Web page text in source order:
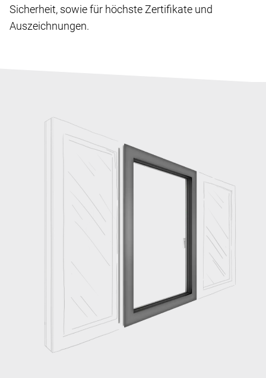
Sicherheit, sowie für höchste Zertifikate und
Auszeichnungen.